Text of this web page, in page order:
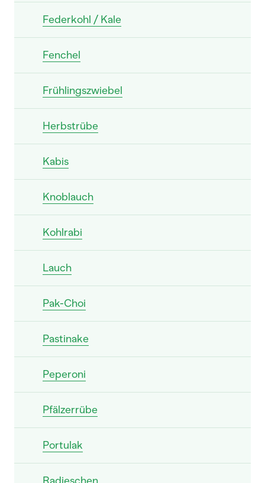
Federkohl / Kale
Fenchel
Frühlingszwiebel
Herbstrübe
Kabis
Knoblauch
Kohlrabi
Lauch
Pak-Choi
Pastinake
Peperoni
Pfälzerrübe
Portulak